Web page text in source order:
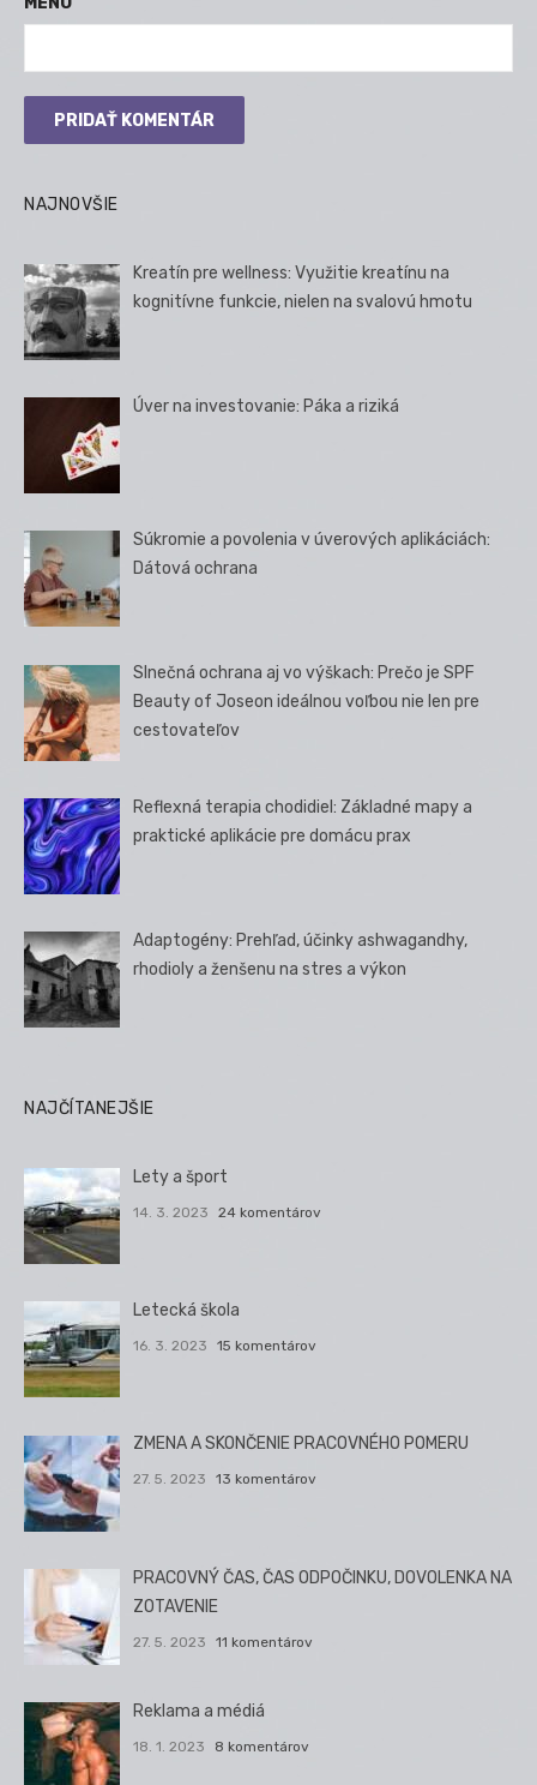
NAJNOVŠIE
Kreatín pre wellness: Využitie kreatínu na
kognitívne funkcie, nielen na svalovú hmotu
Úver na investovanie: Páka a riziká
Súkromie a povolenia v úverových aplikáciách:
Dátová ochrana
Slnečná ochrana aj vo výškach: Prečo je SPF
Beauty of Joseon ideálnou voľbou nie len pre
cestovateľov
Reflexná terapia chodidiel: Základné mapy a
praktické aplikácie pre domácu prax
Adaptogény: Prehľad, účinky ashwagandhy,
rhodioly a ženšenu na stres a výkon
NAJČÍTANEJŠIE
Lety a šport
14. 3. 2023 24 komentárov
Letecká škola
16. 3. 2023 15 komentárov
ZMENA A SKONČENIE PRACOVNÉHO POMERU
27. 5. 2023 13 komentárov
PRACOVNÝ ČAS, ČAS ODPOČINKU, DOVOLENKA NA
ZOTAVENIE
27. 5. 2023 11 komentárov
Reklama a médiá
18. 1. 2023 8 komentárov